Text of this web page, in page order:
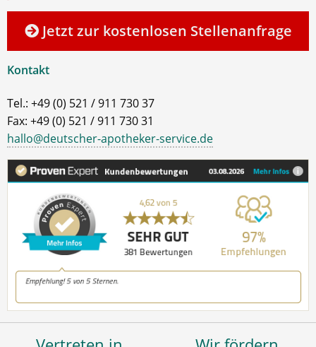
Jetzt zur kostenlosen Stellenanfrage
Kontakt
Tel.: +49 (0) 521 / 911 730 37
Fax: +49 (0) 521 / 911 730 31
hallo@deutscher-apotheker-service.de